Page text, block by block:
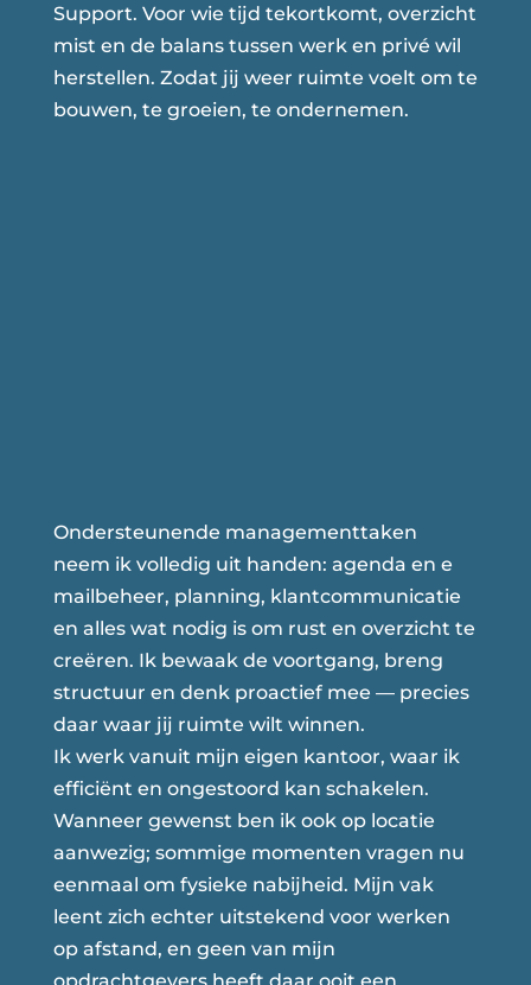
Support. Voor wie tijd tekortkomt, overzicht
mist en de balans tussen werk en privé wil
herstellen. Zodat jij weer ruimte voelt om te
bouwen, te groeien, te ondernemen.
Ondersteunende managementtaken
neem ik volledig uit handen: agenda en e
mailbeheer, planning, klantcommunicatie
en alles wat nodig is om rust en overzicht te
creëren. Ik bewaak de voortgang, breng
structuur en denk proactief mee — precies
daar waar jij ruimte wilt winnen.
Ik werk vanuit mijn eigen kantoor, waar ik
efficiënt en ongestoord kan schakelen.
Wanneer gewenst ben ik ook op locatie
aanwezig; sommige momenten vragen nu
eenmaal om fysieke nabijheid. Mijn vak
leent zich echter uitstekend voor werken
op afstand, en geen van mijn
opdrachtgevers heeft daar ooit een